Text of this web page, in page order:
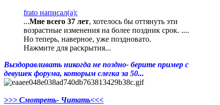
frato написал(а):
...Мне всего 37 лет, хотелось бы оттянуть эти
возрастные изменения на более поздник срок. ....
Но теперь, наверное, уже поздновато.
Нажмите для раскрытия...
Выздоравливать никогда не поздно- берите пример с
девушек форума, которым слегка за 50...
>>> Смотреть- Читать<<<